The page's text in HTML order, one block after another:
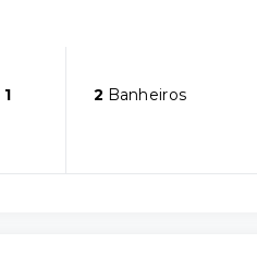
1
2 Banheiros